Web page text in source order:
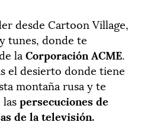
desde Cartoon Village,
tunes, donde te
la Corporación ACME.
el desierto donde tiene
montaña rusa y te
persecuciones de
de la televisión.